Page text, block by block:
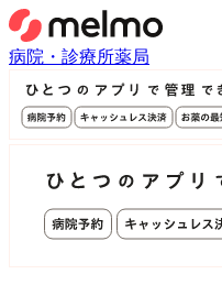
病院・診療所薬局